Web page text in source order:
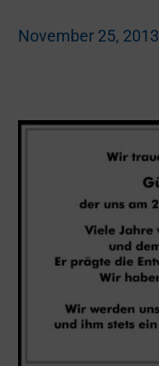
November 25, 2013